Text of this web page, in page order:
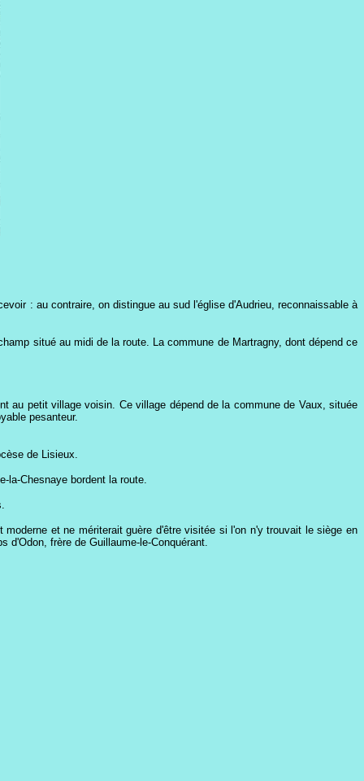
: au contraire, on distingue au sud l'église d'Audrieu, reconnaissable à
situé au midi de la route. La commune de Martragny, dont dépend ce
au petit village voisin. Ce village dépend de la commune de Vaux, située
pesanteur.
de Lisieux.
la-Chesnaye bordent la route.
et ne mériterait guère d'être visitée si l'on n'y trouvait le siège en
d'Odon, frère de Guillaume-le-Conquérant.